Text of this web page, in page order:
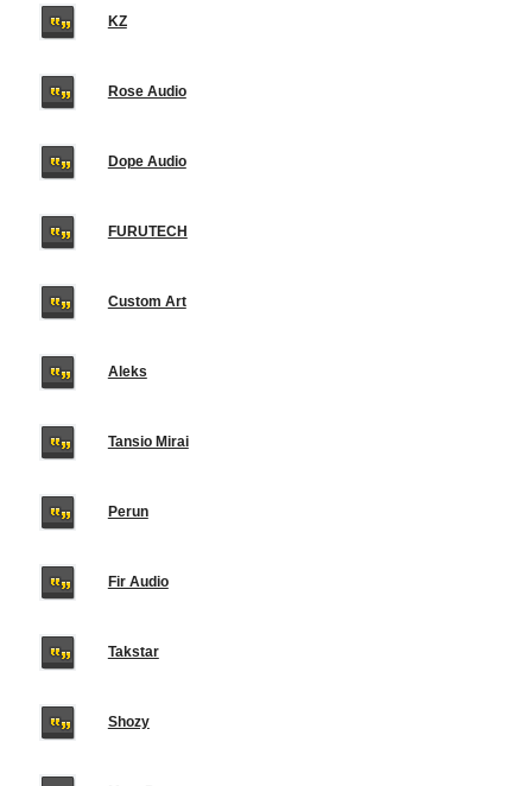
KZ
Rose Audio
Dope Audio
FURUTECH
Custom Art
Aleks
Tansio Mirai
Perun
Fir Audio
Takstar
Shozy